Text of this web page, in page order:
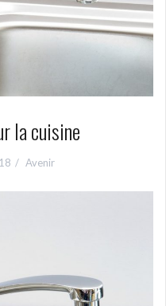
la cuisine
Avenir